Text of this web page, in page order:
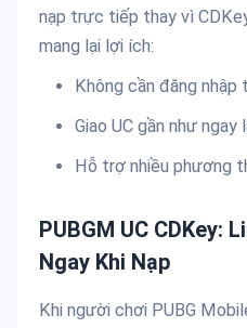
nạp trực tiếp thay vì
mang lại lợi ích:
Không cần đăng nhập
Giao UC gần như ngay
Hỗ trợ nhiều phương
PUBGM UC CDKey:
Ngay Khi Nạp
Khi người chơi PUBG